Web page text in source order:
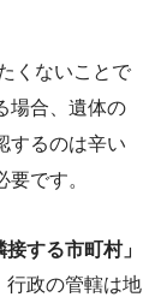
くないことで
場合、遺体の
するのは辛い
です。
接する市町村」
行政の管轄は地